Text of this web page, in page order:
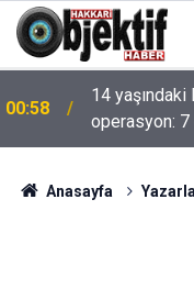
00:58
14
operasyon: 7
Anasayfa